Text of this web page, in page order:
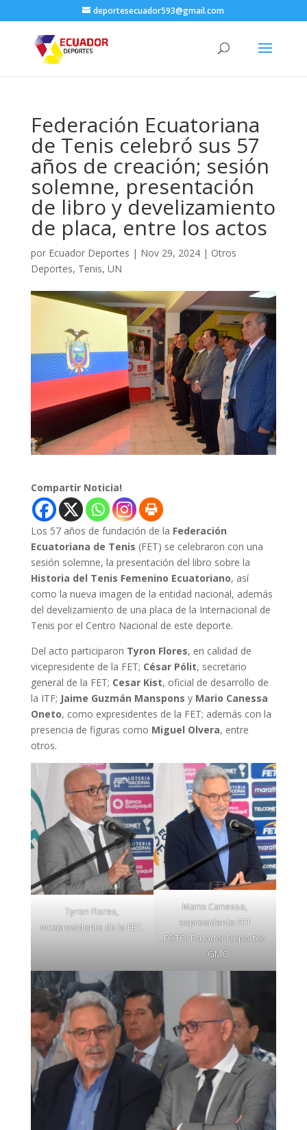
deportesecuador593@gmail.com
Federación Ecuatoriana
de Tenis celebró sus 57
años de creación; sesión
solemne, presentación
de libro y develizamiento
de placa, entre los actos
por Ecuador Deportes | Nov 29, 2024| Otros
Deportes, Tenis, UN
Compartir Noticia!
Los 57 años de fundación de la Federación
Ecuatoriana de Tenis (FET) se celebraron con una
sesión solemne, la presentación del libro sobre la
Historia del Tenis Femenino Ecuatoriano, así
como la nueva imagen de la entidad nacional, además
del develizamiento de una placa de la Internacional de
Tenis por el Centro Nacional de este deporte.
Del acto participaron Tyron Flores, en calidad de
vicepresidente de la FET; César Pólit, secretario
general de la FET; Cesar Kist, oficial de desarrollo de
la ITF; Jaime Guzmán Manspons y Mario Canessa
Oneto, como expresidentes de la FET; además con la
presencia de figuras como Miguel Olvera, entre
otros.
Tyron Flores,
vicepresidente de la FET.
Mario Canessa,
expresidente FET
FOTO: Ecuador Deportes
/ GMC